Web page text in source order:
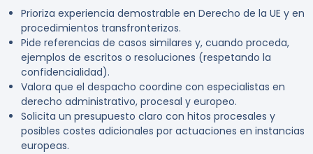
Prioriza experiencia demostrable en Derecho de la UE y en
procedimientos transfronterizos.
Pide referencias de casos similares y, cuando proceda,
ejemplos de escritos o resoluciones (respetando la
confidencialidad).
Valora que el despacho coordine con especialistas en
derecho administrativo, procesal y europeo.
Solicita un presupuesto claro con hitos procesales y
posibles costes adicionales por actuaciones en instancias
europeas.